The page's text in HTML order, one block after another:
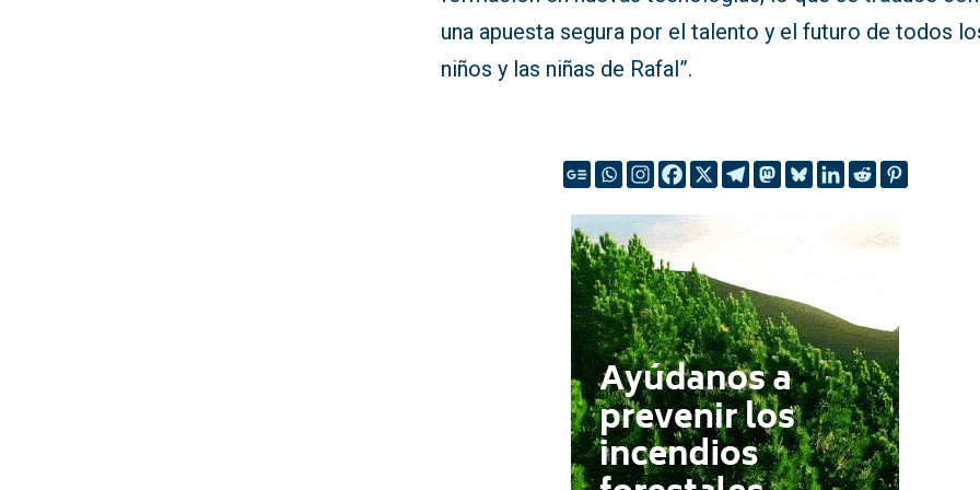
una apuesta segura por el talento y el futuro de todos
niños y las niñas de Rafal”.